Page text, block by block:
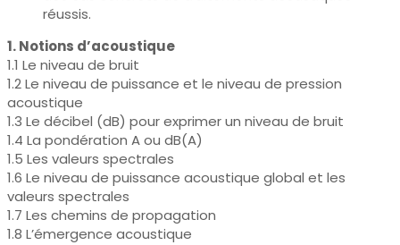
réussis.
1. Notions d’acoustique
1.1 Le niveau de bruit
1.2 Le niveau de puissance et le niveau de pression
acoustique
1.3 Le décibel (dB) pour exprimer un niveau de bruit
1.4 La pondération A ou dB(A)
1.5 Les valeurs spectrales
1.6 Le niveau de puissance acoustique global et les
valeurs spectrales
1.7 Les chemins de propagation
1.8 L’émergence acoustique